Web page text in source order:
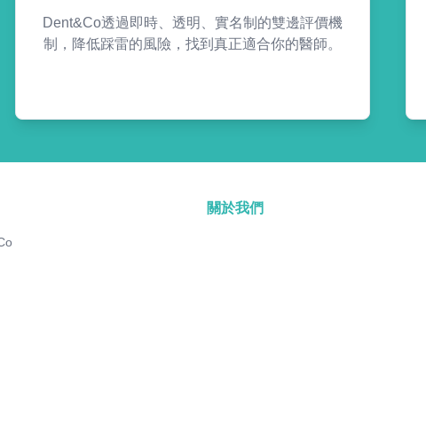
Dent&Co透過即時、透明、實名制的雙邊評價機
制，降低踩雷的風險，找到真正適合你的醫師。
關於我們